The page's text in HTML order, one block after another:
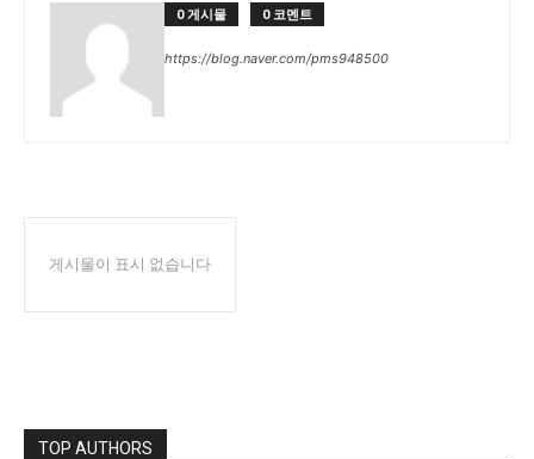
0 게시물 0 코멘트
https://blog.naver.com/pms948500
게시물이 표시 없습니다
TOP AUTHORS